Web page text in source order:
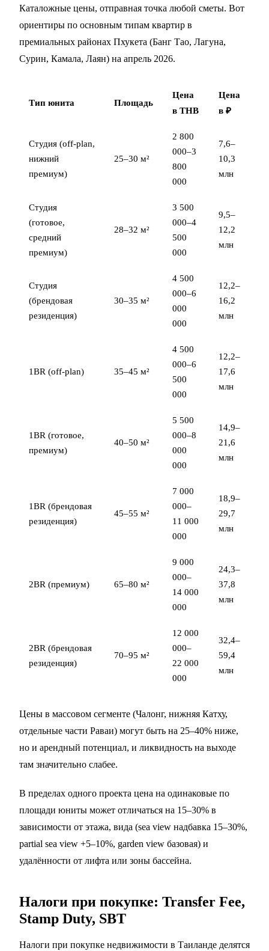
Каталожные цены, отправная точка любой сметы. Вот
ориентиры по основным типам квартир в
премиальных районах Пхукета (Банг Тао, Лагуна,
Сурин, Камала, Лаян) на апрель 2026.
Тип юнита Площадь
Цена
в THB
Цена
в ₽
Студия (off-plan,
нижний
премиум)
25–30 м²
2 800
000–3
800
000
7,6–
10,3
млн
Студия
(готовое,
средний
премиум)
28–32 м²
3 500
000–4
500
000
9,5–
12,2
млн
Студия
(брендовая
резиденция)
30–35 м²
4 500
000–6
000
000
12,2–
16,2
млн
1BR (off-plan) 35–45 м²
4 500
000–6
500
000
12,2–
17,6
млн
1BR (готовое,
премиум)
40–50 м²
5 500
000–8
000
000
14,9–
21,6
млн
1BR (брендовая
резиденция)
45–55 м²
7 000
000–
11 000
000
18,9–
29,7
млн
2BR (премиум) 65–80 м²
9 000
000–
14 000
000
24,3–
37,8
млн
2BR (брендовая
резиденция)
70–95 м²
12 000
000–
22 000
000
32,4–
59,4
млн
Цены в массовом сегменте (Чалонг, нижняя Катху,
отдельные части Раваи) могут быть на 25–40% ниже,
но и арендный потенциал, и ликвидность на выходе
там значительно слабее.
В пределах одного проекта цена на одинаковые по
площади юниты может отличаться на 15–30% в
зависимости от этажа, вида (sea view надбавка 15–30%,
partial sea view +5–10%, garden view базовая) и
удалённости от лифта или зоны бассейна.
Налоги при покупке: Transfer Fee,
Stamp Duty, SBT
Налоги при покупке недвижимости в Таиланде делятся